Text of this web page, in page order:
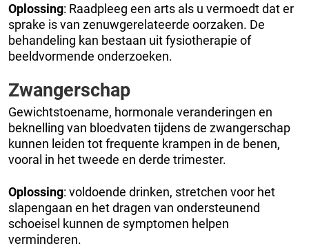
Oplossing: Raadpleeg een arts als u vermoedt dat er
sprake is van zenuwgerelateerde oorzaken. De
behandeling kan bestaan uit fysiotherapie of
beeldvormende onderzoeken.
Zwangerschap
Gewichtstoename, hormonale veranderingen en
beknelling van bloedvaten tijdens de zwangerschap
kunnen leiden tot frequente krampen in de benen,
vooral in het tweede en derde trimester.
Oplossing: voldoende drinken, stretchen voor het
slapengaan en het dragen van ondersteunend
schoeisel kunnen de symptomen helpen
verminderen.